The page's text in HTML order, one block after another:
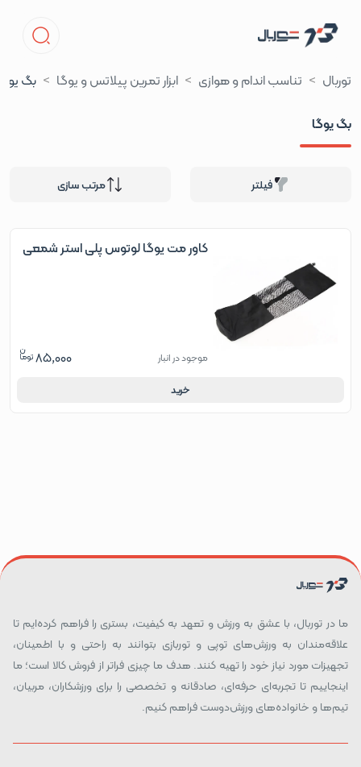
توربال تناسب اندام و هوازی ابزار تمرین پیلاتس و یوگا
بگ
بگ یوگا
فیلتر مرتب سازی
کاور مت یوگا لوتوس پلی استر شمعی
موجود در انبار 85,000
خرید
ما در توربال، با عشق به ورزش و تعهد به کیفیت، بستری را فراهم کرده‌ایم تا
علاقه‌مندان به ورزش‌های توپی و توربازی بتوانند به راحتی و با اطمینان،
تجهیزات مورد نیاز خود را تهیه کنند. هدف ما چیزی فراتر از فروش کالا است؛ ما
اینجاییم تا تجربه‌ای حرفه‌ای، صادقانه و تخصصی را برای ورزشکاران، مربیان،
تیم‌ها و خانواده‌های ورزش‌دوست فراهم کنیم.